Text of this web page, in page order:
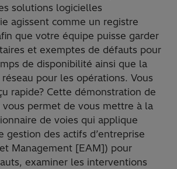
solutions logicielles
agissent comme un registre
que votre équipe puisse garder
et exemptes de défauts pour
de disponibilité ainsi que la
pour les opérations. Vous
rapide? Cette démonstration de
vous permet de vous mettre à la
de voies qui applique
gestion des actifs d’entreprise
Management [EAM]) pour
examiner les interventions